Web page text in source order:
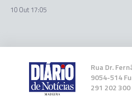
10 Out 17:05
Rua Dr.
9054-514
291 202 300